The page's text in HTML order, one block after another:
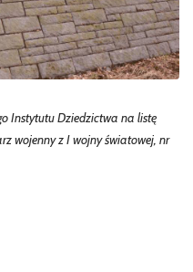
Instytutu Dziedzictwa na listę
wojenny z I wojny światowej, nr